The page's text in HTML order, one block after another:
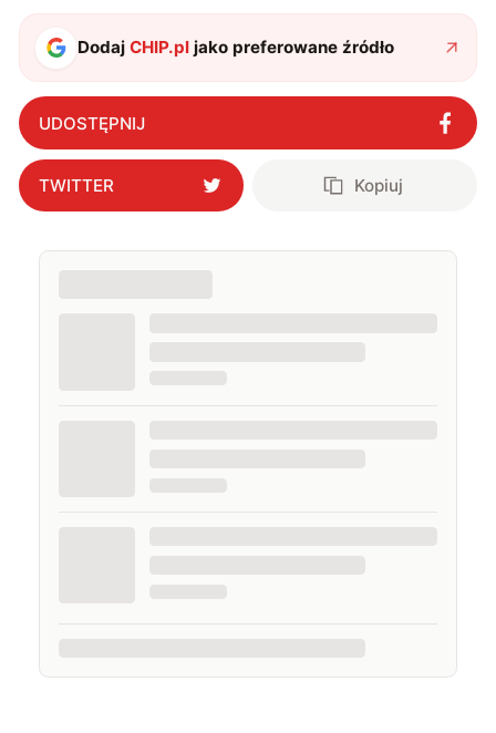
także uprawiać oraz oglądać sport.
DodajCHIP.pl jako preferowane źródło
UDOSTĘPNIJ
TWITTER Kopiuj